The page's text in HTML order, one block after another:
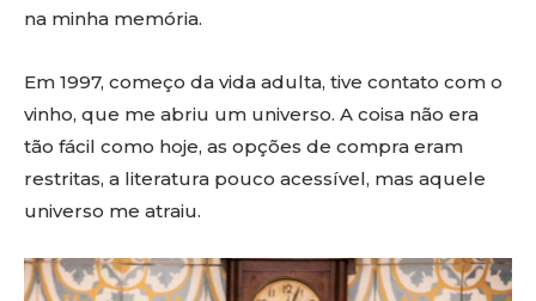
na minha memória.
Em 1997, começo da vida adulta, tive contato com o
vinho, que me abriu um universo. A coisa não era
tão fácil como hoje, as opções de compra eram
restritas, a literatura pouco acessível, mas aquele
universo me atraiu.